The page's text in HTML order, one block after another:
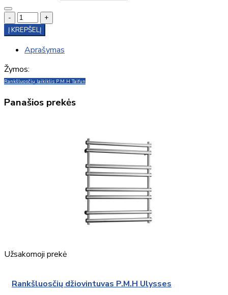
-
+
Į KREPŠELĮ
Aprašymas
Žymos:
Rankšluosčių laikiklis P.M.H Taifun
Panašios prekės
Užsakomoji prekė
Rankšluosčių džiovintuvas P.M.H Ulysses